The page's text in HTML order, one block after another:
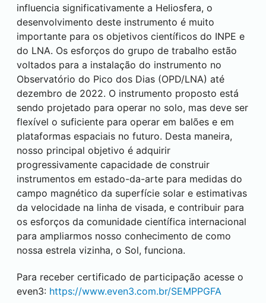
influencia significativamente a Heliosfera, o
desenvolvimento deste instrumento é muito
importante para os objetivos científicos do INPE e
do LNA. Os esforços do grupo de trabalho estão
voltados para a instalação do instrumento no
Observatório do Pico dos Dias (OPD/LNA) até
dezembro de 2022. O instrumento proposto está
sendo projetado para operar no solo, mas deve ser
flexível o suficiente para operar em balões e em
plataformas espaciais no futuro. Desta maneira,
nosso principal objetivo é adquirir
progressivamente capacidade de construir
instrumentos em estado-da-arte para medidas do
campo magnético da superfície solar e estimativas
da velocidade na linha de visada, e contribuir para
os esforços da comunidade científica internacional
para ampliarmos nosso conhecimento de como
nossa estrela vizinha, o Sol, funciona.
Para receber certificado de participação acesse o
even3: https://www.even3.com.br/SEMPPGFA